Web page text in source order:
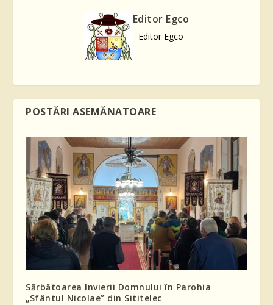
Editor Egco
Editor Egco
POSTĂRI ASEMĂNATOARE
Sărbătoarea Invierii Domnului în Parohia
„Sfântul Nicolae” din Sititelec